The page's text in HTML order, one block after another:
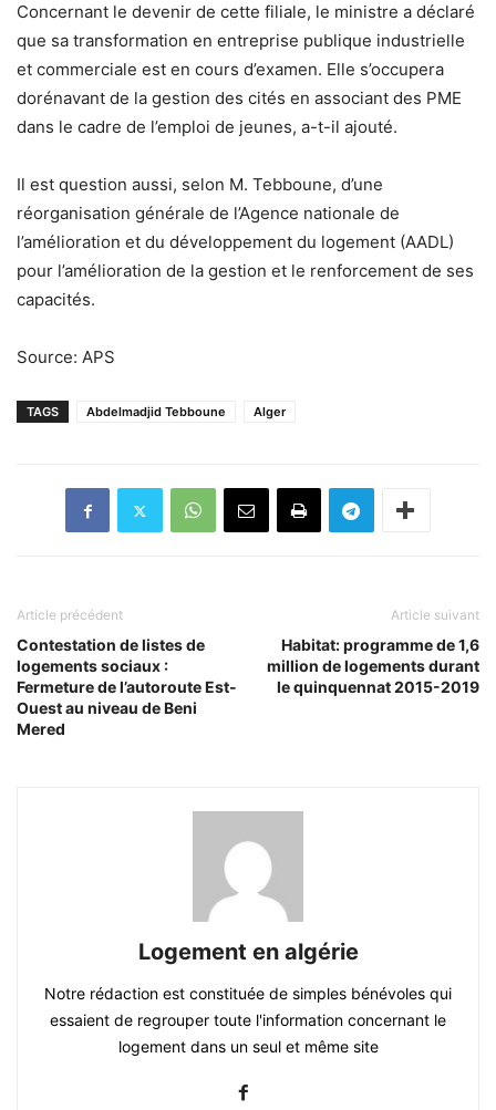
Concernant le devenir de cette filiale, le ministre a déclaré
que sa transformation en entreprise publique industrielle
et commerciale est en cours d’examen. Elle s’occupera
dorénavant de la gestion des cités en associant des PME
dans le cadre de l’emploi de jeunes, a-t-il ajouté.
Il est question aussi, selon M. Tebboune, d’une
réorganisation générale de l’Agence nationale de
l’amélioration et du développement du logement (AADL)
pour l’amélioration de la gestion et le renforcement de ses
capacités.
Source: APS
TAGS Abdelmadjid Tebboune Alger
Article précédent
Contestation de listes de
logements sociaux :
Fermeture de l’autoroute Est-
Ouest au niveau de Beni
Mered
Article suivant
Habitat: programme de 1,6
million de logements durant
le quinquennat 2015-2019
Logement en algérie
Notre rédaction est constituée de simples bénévoles qui
essaient de regrouper toute l'information concernant le
logement dans un seul et même site